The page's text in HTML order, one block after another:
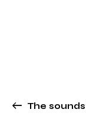
The